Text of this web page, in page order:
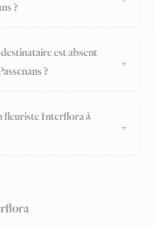
?
est absent
?
fleuriste Interflora à